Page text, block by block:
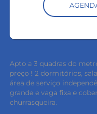
Apto a 3 quadras do
preço ! 2 dormitórios,
área de serviço
grande e vaga fixa e
churrasqueira.